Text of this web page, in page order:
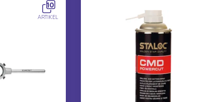
10
ARTIKEL